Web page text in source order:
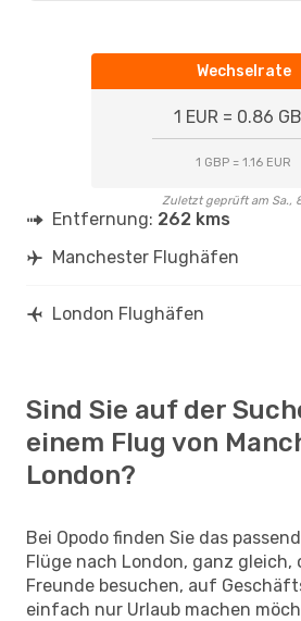
Wechselrate
1 EUR = 0.86
1 GBP = 1.16 EUR
Zuletzt geprüft am Sa.,
Entfernung: 262 kms
Manchester Flughäfen
London Flughäfen
Sind Sie auf der
einem Flug von
London?
Bei Opodo finden Sie das
Flüge nach London, ganz gleich,
Freunde besuchen, auf
einfach nur Urlaub machen